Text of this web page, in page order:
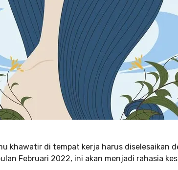
khawatir di tempat kerja harus diselesaikan
Februari 2022, ini akan menjadi rahasia